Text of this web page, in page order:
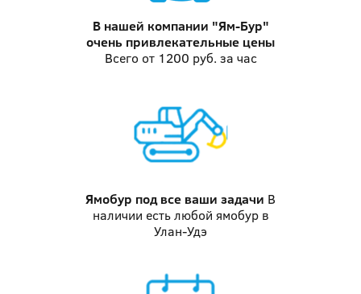
В нашей компании "Ям-Бур"
очень привлекательные цены
Всего от 1200 руб. за час
Ямобур под все ваши задачи В
наличии есть любой ямобур в
Улан-Удэ